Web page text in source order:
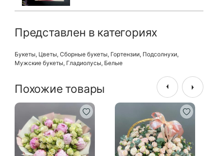
Представлен в категориях
Букеты, Цветы, Сборные букеты, Гортензии, Подсолнухи,
Мужские букеты, Гладиолусы, Белые
Похожие товары